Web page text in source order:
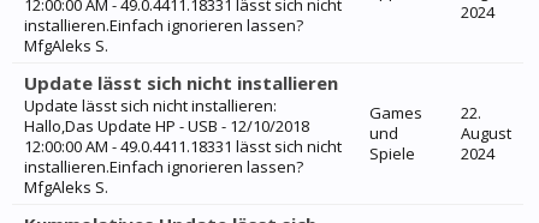
12:00:00 AM - 49.0.4411.18331 lässt sich nicht
installieren.Einfach ignorieren lassen?
MfgAleks S.
2024
Update lässt sich nicht installieren
Update lässt sich nicht installieren:
Hallo,Das Update HP - USB - 12/10/2018
12:00:00 AM - 49.0.4411.18331 lässt sich nicht
installieren.Einfach ignorieren lassen?
MfgAleks S.
Games
und
Spiele
22.
August
2024